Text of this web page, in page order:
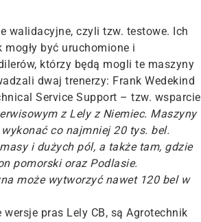
walidacyjne, czyli tzw. testowe. Ich
być uruchomione i
którzy będą mogli te maszyny
dwaj trenerzy: Frank Wedekind
Service Support – tzw. wsparcie
z Lely z Niemiec. Maszyny
co najmniej 20 tys. bel.
i dużych pól, a także tam, gdzie
pomorski oraz Podlasie.
może wytworzyć nawet 120 bel w
pras Lely CB, są Agrotechnik